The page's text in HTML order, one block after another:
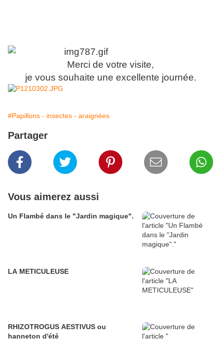
Merci de votre visite,
je vous souhaite une excellente journée.
#Papillons - insectes - araignées
Partager
Vous aimerez aussi
Un Flambé dans le "Jardin magique".
LA METICULEUSE
RHIZOTROGUS AESTIVUS ou
hanneton d'été